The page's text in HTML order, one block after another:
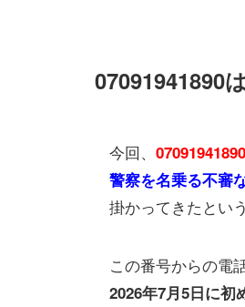
07091941890
今回、
警察を名乗る不審
掛かってきたとい
この番号からの電話
2026年7月5日に初